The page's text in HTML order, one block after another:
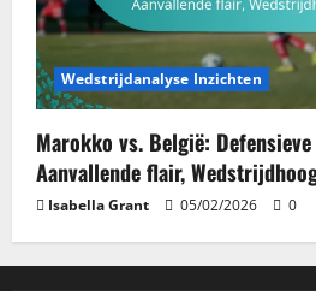
Wedstrijdanalyse Inzichten
Marokko vs. België:
Aanvallende flair,
Isabella Grant 05/02/2026 0